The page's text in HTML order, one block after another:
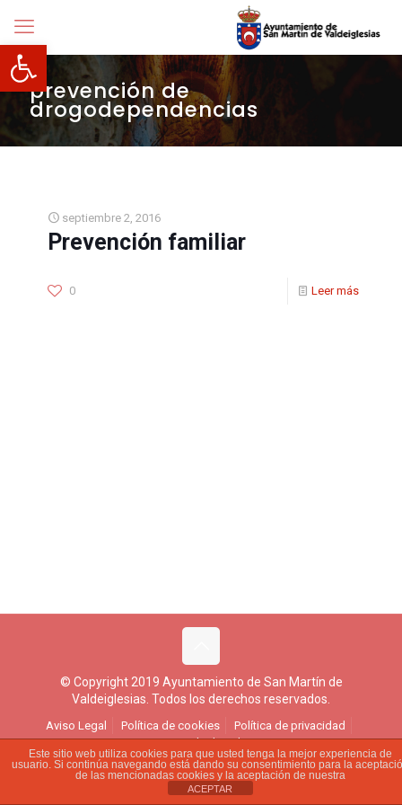
Abrir barra de herramientas
prevención de
drogodependencias
septiembre 2, 2016
Prevención familiar
0 Leer más
© Copyright 2019 Ayuntamiento de San Martín de
Valdeiglesias. Todos los derechos reservados.
Aviso Legal Política de cookies
Política de privacidad
Ejercicio de derechos
Este sitio web utiliza cookies para que usted tenga la mejor experiencia de
usuario. Si continúa navegando está dando su consentimiento para la
de las mencionadas cookies y la aceptación de nuestra
ACEPTAR